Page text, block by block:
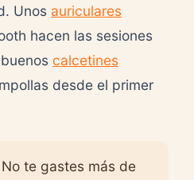
Unos auriculares
hacen las sesiones
calcetines
desde el primer
No te gastes más de